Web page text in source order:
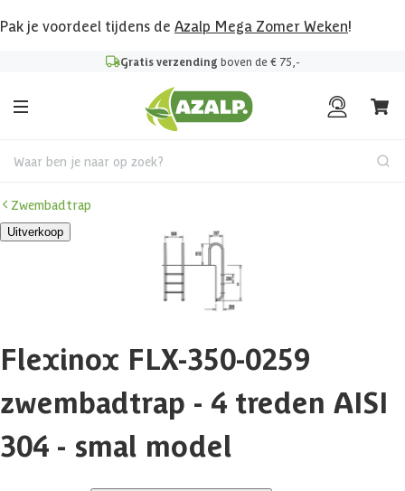
Pak je voordeel tijdens de Azalp Mega Zomer Weken!
Gratis verzending boven de € 75,-
Waar ben je naar op zoek?
Zwembadtrap
Uitverkoop
Flexinox FLX-350-0259
zwembadtrap - 4 treden AISI
304 - smal model